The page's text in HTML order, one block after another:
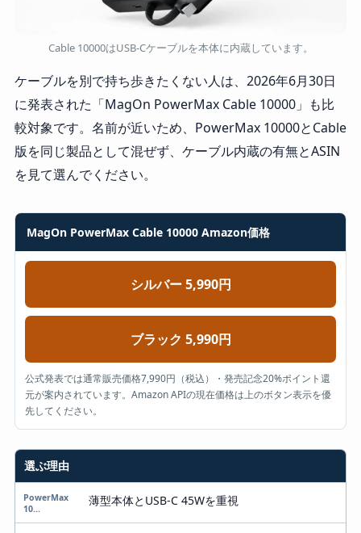
Cable 10000はUSB-Cケーブルを本体に内蔵しています。
ケーブルを別で持ち歩きたくない人は、2026年6月30日
に発表された「MagOn PowerMax Cable 10000」も比
較対象です。名前が近いため、PowerMax 10000とCable
版を同じ製品として混ぜず、ケーブル内蔵の有無とASIN
を見て選んでください。
MagOn PowerMax Cable 10000 Amazon価格
シルバー 5,990円
ブラック 5,990円
公式発表では通常販売価格7,990円（税込）・発売記念20%ポイント還
元が案内されています。Amazon APIの現在価格は上のボタン表示を優
先してください。
比較項目
PowerMax 10000
選ぶ理由
薄型本体とUSB-C 45Wを重視